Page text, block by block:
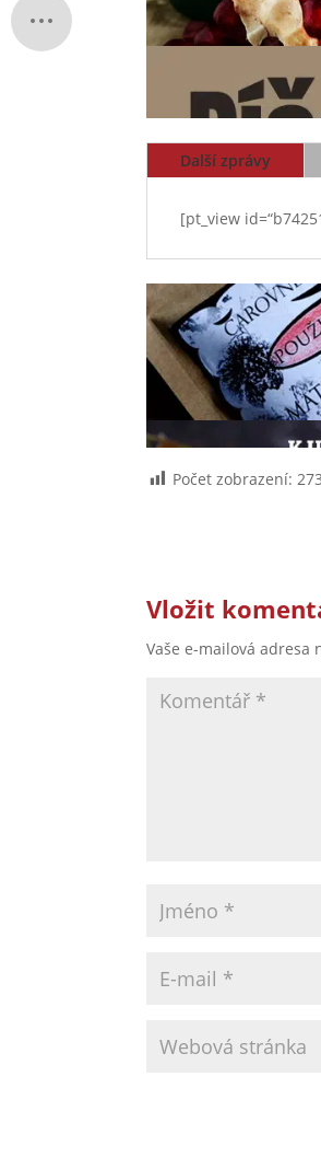
Další zprávy
[pt_view
Počet zobrazení: 273
Vložit
Vaše e-mailová adresa